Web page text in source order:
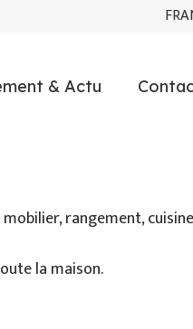
& Actu
rangement,
la maison.